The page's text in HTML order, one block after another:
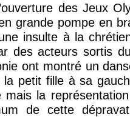
des Jeux
grande pompe en
insulte à la
des acteurs sortis
ont montré un
la petit fille à sa
mais la
de cette